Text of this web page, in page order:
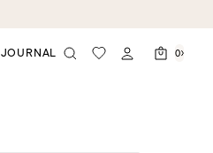
JOURNAL 0